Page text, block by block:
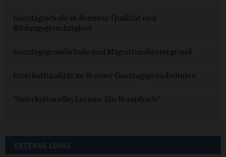
Ganztagsschule in Bremen: Qualität und
Bildungsgerechtigkeit
Ganztagsgrundschule und Migrationshintergrund
Interkulturalität an Bremer Ganztagsgrundschulen
"Interkulturelles Lernen. Ein Praxisbuch"
EXTERNE LINKS